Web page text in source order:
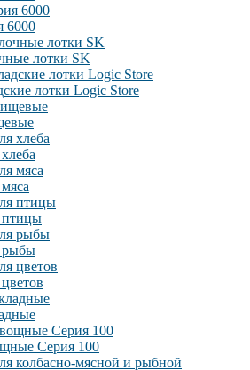
6000
лотки SK
лотки Logic Store
рыбы
Серия 100